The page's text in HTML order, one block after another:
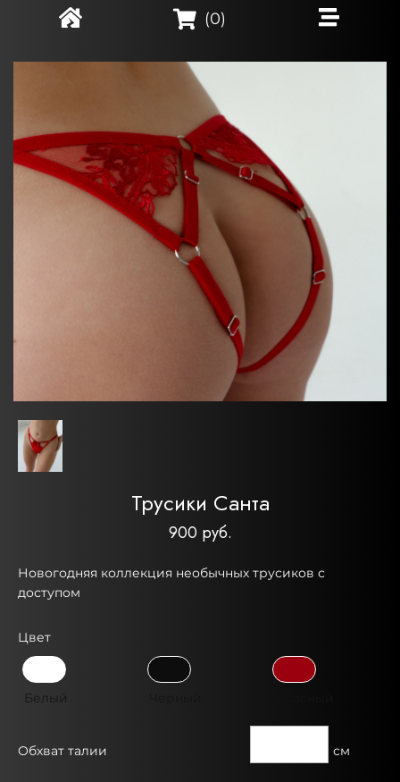
(0)
Трусики Санта
900 руб.
Новогодняя коллекция необычных трусиков с
доступом
Цвет
Белый
Обхват талии см